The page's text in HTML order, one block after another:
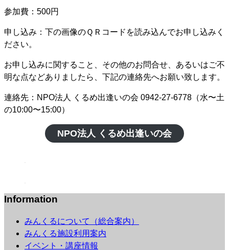
参加費：500円
申し込み：下の画像のＱＲコードを読み込んでお申し込みく
ださい。
お申し込みに関すること、その他のお問合せ、あるいはご不
明な点などありましたら、下記の連絡先へお願い致します。
連絡先：NPO法人 くるめ出逢いの会 0942-27-6778（水〜土
の10:00〜15:00）
NPO法人 くるめ出逢いの会
Information
みんくるについて（総合案内）
みんくる施設利用案内
イベント・講座情報